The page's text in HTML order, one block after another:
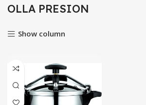
OLLA PRESION
Show column